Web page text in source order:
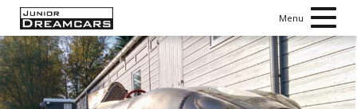
Menu